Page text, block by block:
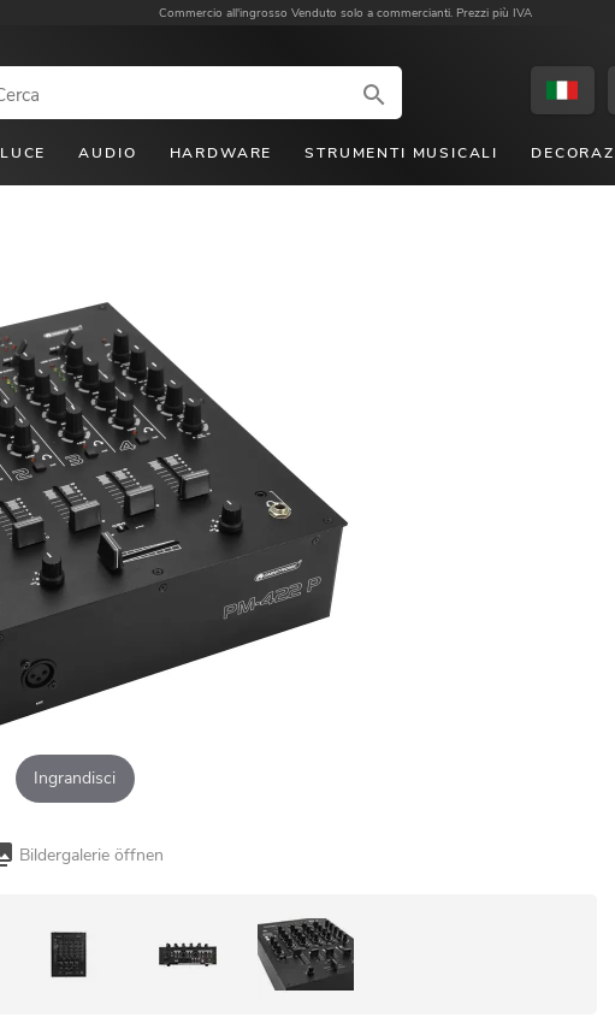
Commercio all'ingrosso Venduto solo a commercianti. Prezzi più IVA
LUCE AUDIO HARDWARE STRUMENTI MUSICALI
Ingrandisci
Bildergalerie öffnen